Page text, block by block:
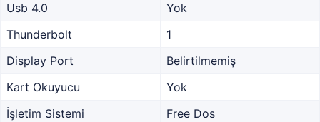
Usb 4.0
Yok
Thunderbolt
1
Display Port
Belirtilmemiş
Kart Okuyucu
Yok
İşletim Sistemi
Free Dos